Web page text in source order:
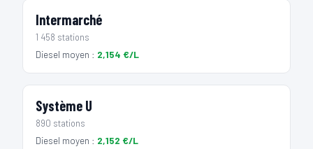
Intermarché
1 458 stations
Diesel moyen : 2,154 €/L
Système U
890 stations
Diesel moyen : 2,152 €/L